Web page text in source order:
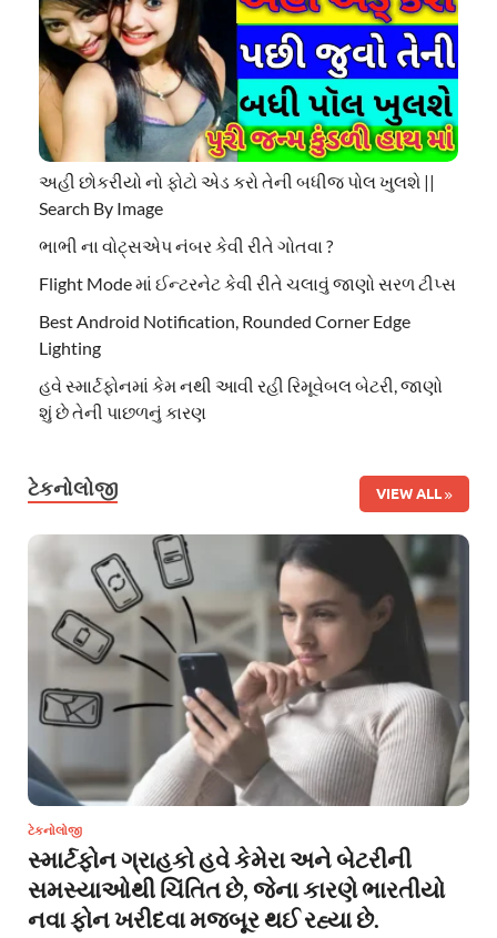
અહી છોકરીયો નો ફોટો એડ કરો તેની બધીજ પોલ ખુલશે ||
Search By Image
ભાભી ના વોટ્સએપ નંબર કેવી રીતે ગોતવા ?
Flight Mode માં ઈન્ટરનેટ કેવી રીતે ચલાવું જાણો સરળ ટીપ્સ
Best Android Notification, Rounded Corner Edge
Lighting
હવે સ્માર્ટફોનમાં કેમ નથી આવી રહી રિમૂવેબલ બેટરી, જાણો
શું છે તેની પાછળનું કારણ
ટેકનોલોજી VIEW ALL
ટેકનોલોજી
સ્માર્ટફોન ગ્રાહકો હવે કેમેરા અને બેટરીની
સમસ્યાઓથી ચિંતિત છે, જેના કારણે ભારતીયો
નવા ફોન ખરીદવા મજબૂર થઈ રહ્યા છે.